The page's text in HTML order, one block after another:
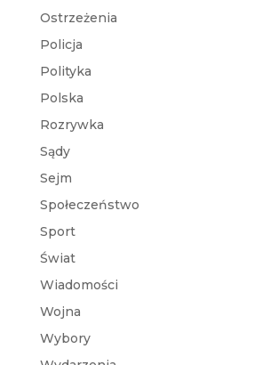
Ostrzeżenia
Policja
Polityka
Polska
Rozrywka
Sądy
Sejm
Społeczeństwo
Sport
Świat
Wiadomości
Wojna
Wybory